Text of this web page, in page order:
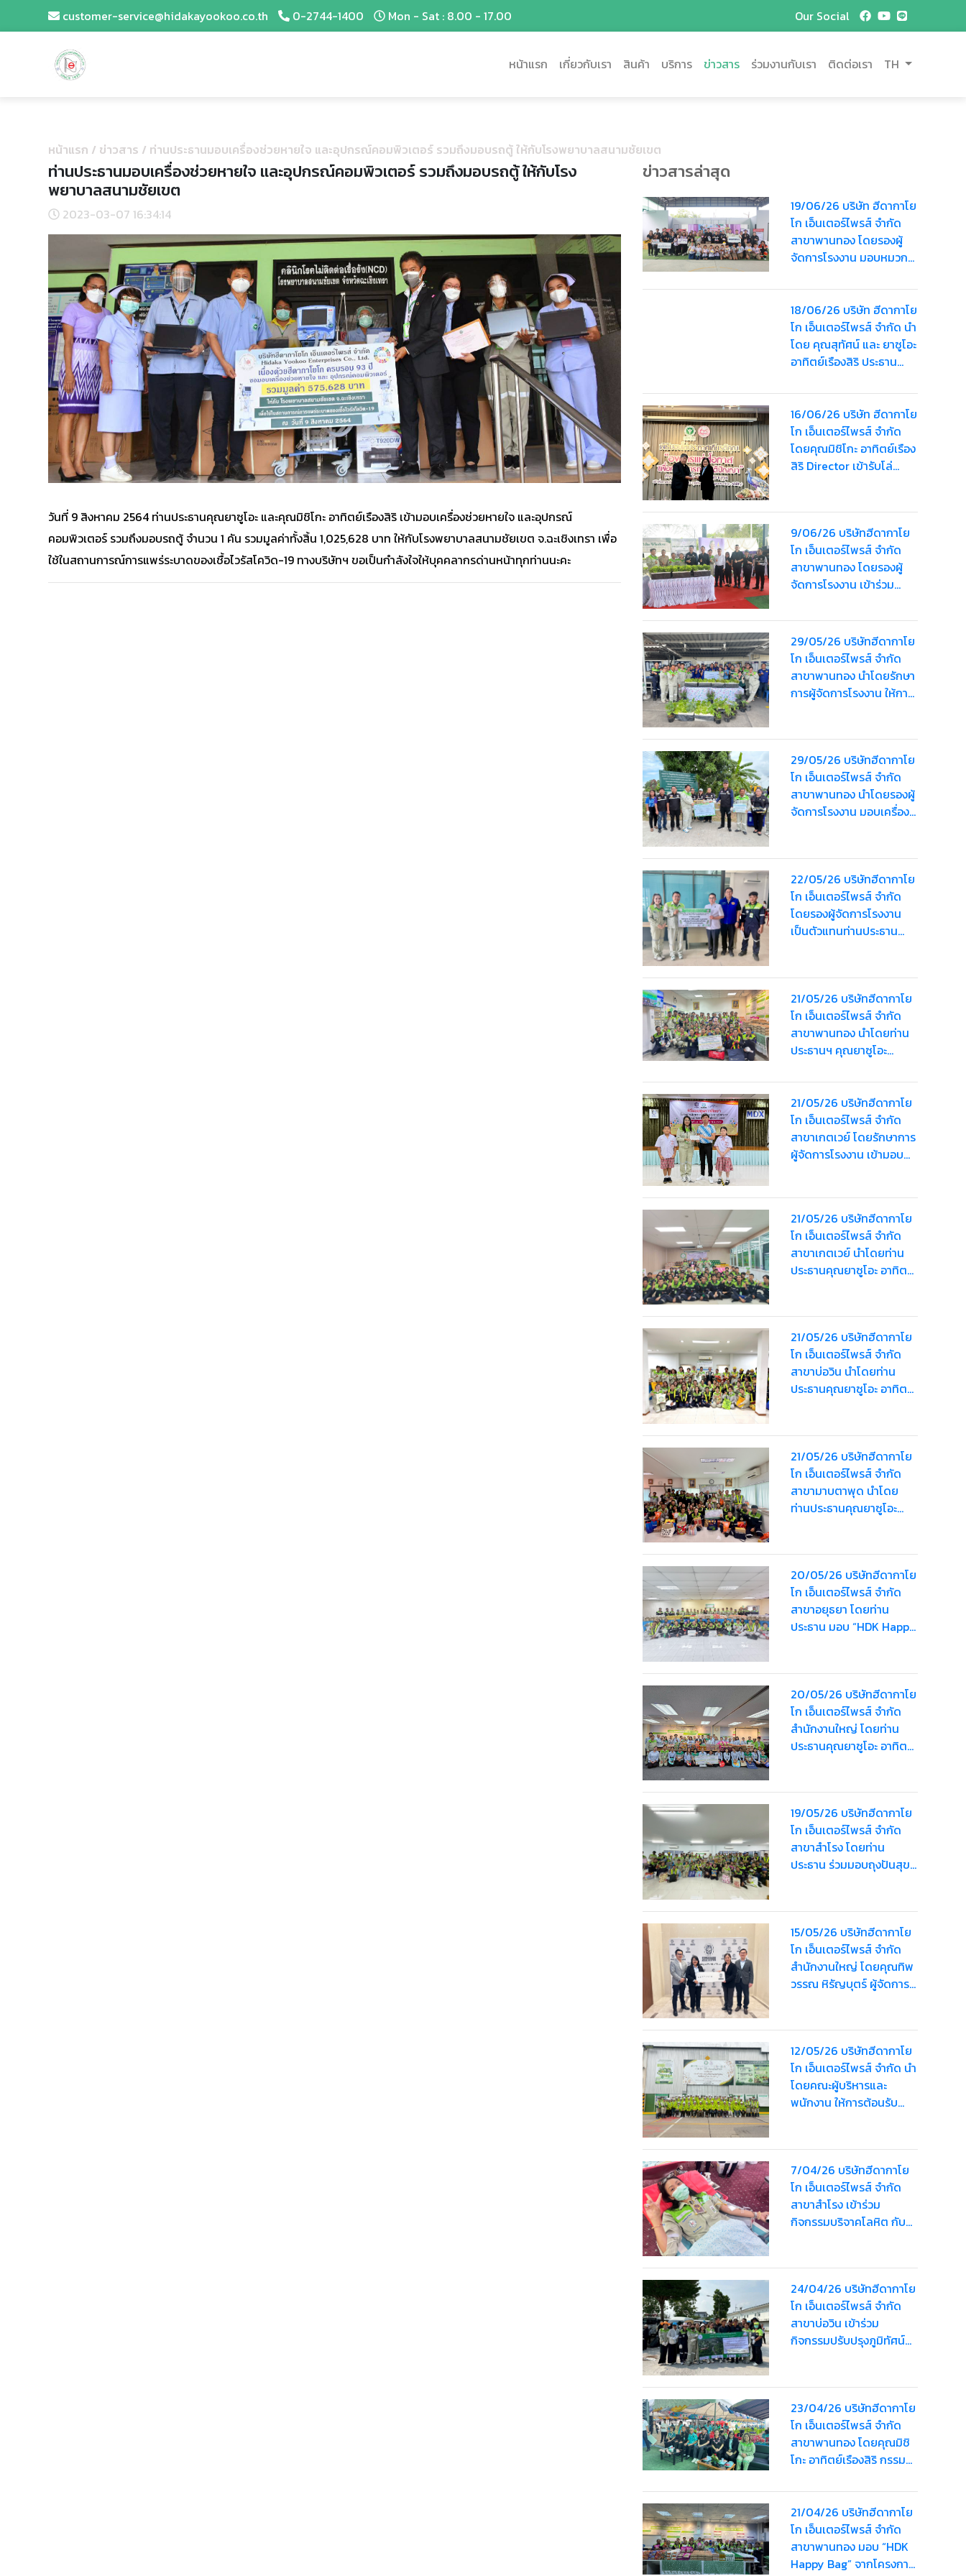
customer-service@hidakayookoo.co.th 0-2744-1400 Mon - Sat : 8.00 - 17.00 Our Social
หน้าแรก เกี่ยวกับเรา สินค้า บริการ ข่าวสาร ร่วมงานกับเรา ติดต่อเรา TH
หน้าแรก / ข่าวสาร / ท่านประธานมอบเครื่องช่วยหายใจ และอุปกรณ์คอมพิวเตอร์ รวมถึงมอบรถตู้ ให้กับโรงพยาบาลสนามชัยเขต
ท่านประธานมอบเครื่องช่วยหายใจ และอุปกรณ์คอมพิวเตอร์ รวมถึงมอบรถตู้ ให้กับโรง
พยาบาลสนามชัยเขต
2023-03-07 16:34:14
วันที่ 9 สิงหาคม 2564 ท่านประธานคุณยาซูโอะ และคุณมิชิโกะ อาทิตย์เรืองสิริ เข้ามอบเครื่องช่วยหายใจ และอุปกรณ์
คอมพิวเตอร์ รวมถึงมอบรถตู้ จำนวน 1 คัน รวมมูลค่าทั้งสิ้น 1,025,628 บาท ให้กับโรงพยาบาลสนามชัยเขต จ.ฉะเชิงเทรา เพื่อ
ใช้ในสถานการณ์การแพร่ระบาดของเชื้อไวรัสโควิด-19 ทางบริษัทฯ ขอเป็นกำลังใจให้บุคคลากรด่านหน้าทุกท่านนะคะ
ข่าวสารล่าสุด
19/06/26 บริษัท ฮีดากาโย
โก เอ็นเตอร์ไพรส์ จำกัด
สาขาพานทอง โดยรองผู้
จัดการโรงงาน มอบหมวก
3,600 บาท
18/06/26 บริษัท ฮีดากาโย
โก เอ็นเตอร์ไพรส์ จำกัด นำ
โดย คุณสุทัศน์ และ ยาซูโอะ
อาทิตย์เรืองสิริ ประธาน
บริหาร บุคลากร และ
พนักงาน เข้าร่วมพระ
พิธีธรรมสวดพระอภิธรรม
พระบรมศพ สมเด็จพระนาง
เจ้าสิริกิติ์ พระบรม
16/06/26 บริษัท ฮีดากาโย
โก เอ็นเตอร์ไพรส์ จำกัด
โดยคุณมิชิโกะ อาทิตย์เรือง
สิริ Director เข้ารับโล่
พิการทางสติปัญญา”
ประจำปี 2569
9/06/26 บริษัทฮีดากาโย
โก เอ็นเตอร์ไพรส์ จำกัด
สาขาพานทอง โดยรองผู้
จัดการโรงงาน เข้าร่วม
พัฒนาชุมชนดีเด่นระดับ
จังหวัด ประจำปี 2569
29/05/26 บริษัทฮีดากาโย
โก เอ็นเตอร์ไพรส์ จำกัด
สาขาพานทอง นำโดยรักษา
การผู้จัดการโรงงาน ให้การ
พานทอง
29/05/26 บริษัทฮีดากาโย
โก เอ็นเตอร์ไพรส์ จำกัด
สาขาพานทอง นำโดยรองผู้
จัดการโรงงาน มอบเครื่อง
ลดโลกร้อน
22/05/26 บริษัทฮีดากาโย
โก เอ็นเตอร์ไพรส์ จำกัด
โดยรองผู้จัดการโรงงาน
เป็นตัวแทนท่านประธาน
อุทัย
21/05/26 บริษัทฮีดากาโย
โก เอ็นเตอร์ไพรส์ จำกัด
สาขาพานทอง นำโดยท่าน
ประธานฯ คุณยาซูโอะ
Happy Bag” ครั้งที่ 2 ให้
พนักงานรวมมูลค่า
124,000 บาท
21/05/26 บริษัทฮีดากาโย
โก เอ็นเตอร์ไพรส์ จำกัด
สาขาเกตเวย์ โดยรักษาการ
ผู้จัดการโรงงาน เข้ามอบ
ศึกษาค้นหาความเป็นเลิศ
ทางวิชาการ ประจำปีการ
ศึกษา 2568
21/05/26 บริษัทฮีดากาโย
โก เอ็นเตอร์ไพรส์ จำกัด
สาขาเกตเวย์ นำโดยท่าน
ประธานคุณยาซูโอะ อาทิตย์
พนักงาน รวมมูลค่า
160,000 บาท
21/05/26 บริษัทฮีดากาโย
โก เอ็นเตอร์ไพรส์ จำกัด
สาขาบ่อวิน นำโดยท่าน
ประธานคุณยาซูโอะ อาทิตย์
รวมมูลค่า 173,000 บาท
21/05/26 บริษัทฮีดากาโย
โก เอ็นเตอร์ไพรส์ จำกัด
สาขามาบตาพุด นำโดย
ท่านประธานคุณยาซูโอะ
พนักงานรวมมูลค่า
49,000 บาท
20/05/26 บริษัทฮีดากาโย
โก เอ็นเตอร์ไพรส์ จำกัด
สาขาอยุธยา โดยท่าน
ประธาน มอบ “HDK Happy
80,000 บาท
20/05/26 บริษัทฮีดากาโย
โก เอ็นเตอร์ไพรส์ จำกัด
สำนักงานใหญ่ โดยท่าน
ประธานคุณยาซูโอะ อาทิตย์
พนักงาน รวมมูลค่า
63,000 บาท
19/05/26 บริษัทฮีดากาโย
โก เอ็นเตอร์ไพรส์ จำกัด
สาขาสำโรง โดยท่าน
ประธาน ร่วมมอบถุงปันสุข
15/05/26 บริษัทฮีดากาโย
โก เอ็นเตอร์ไพรส์ จำกัด
สำนักงานใหญ่ โดยคุณทิพ
วรรณ หิรัญบุตร์ ผู้จัดการ
version 2026 และ ร่วมรับ
มอบป้ายอคิลิกจาก
Southeast Asia
Certification and
Sustainability Manager
12/05/26 บริษัทฮีดากาโย
โก เอ็นเตอร์ไพรส์ จำกัด นำ
โดยคณะผู้บริหารและ
พนักงาน ให้การต้อนรับ
จังหวัดลพบุรี และ
สำนักงานอุตสาหกรรม
จังหวัดสระบุรี
7/04/26 บริษัทฮีดากาโย
โก เอ็นเตอร์ไพรส์ จำกัด
สาขาสำโรง เข้าร่วม
กิจกรรมบริจาคโลหิต กับ
24/04/26 บริษัทฮีดากาโย
โก เอ็นเตอร์ไพรส์ จำกัด
สาขาบ่อวิน เข้าร่วม
กิจกรรมปรับปรุงภูมิทัศน์
ร่วมกับ อบต.บ่อวิน
23/04/26 บริษัทฮีดากาโย
โก เอ็นเตอร์ไพรส์ จำกัด
สาขาพานทอง โดยคุณมิชิ
โกะ อาทิตย์เรืองสิริ กรรม
"โครงการพัฒนาศักยภาพ
ผู้สูงอายุและการเตรียม
ความพร้อมเข้าสู่สังคมผู้สูง
อายุ ประจำปี 2569"
21/04/26 บริษัทฮีดากาโย
โก เอ็นเตอร์ไพรส์ จำกัด
สาขาพานทอง มอบ “HDK
Happy Bag” จากโครงการ